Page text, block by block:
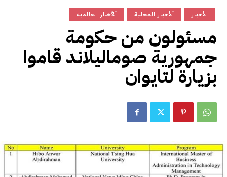
القرن
الأفريقي
ألأخبار العالمية ألأخبار المحلية الأخبار
مسئولون من حكومة
جمهورية صوماليلاند قاموا
بزيارة لتايوان